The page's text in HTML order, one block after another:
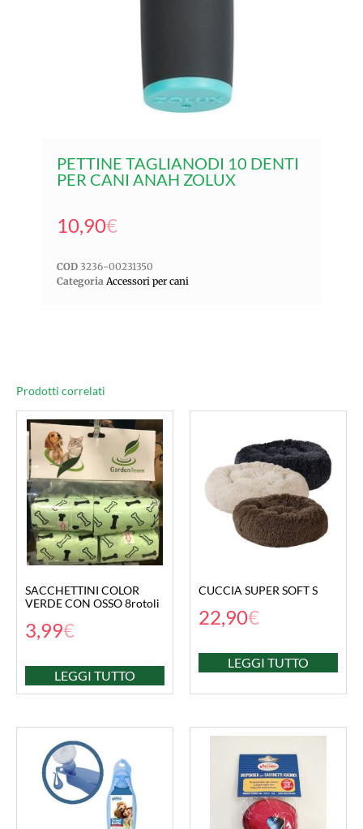
PETTINE TAGLIANODI 10 DENTI
PER CANI ANAH ZOLUX
10,90€
COD 3236-00231350
Categoria Accessori per cani
Prodotti correlati
SACCHETTINI COLOR
VERDE CON OSSO 8rotoli
3,99€
LEGGI TUTTO
CUCCIA SUPER SOFT S
22,90€
LEGGI TUTTO